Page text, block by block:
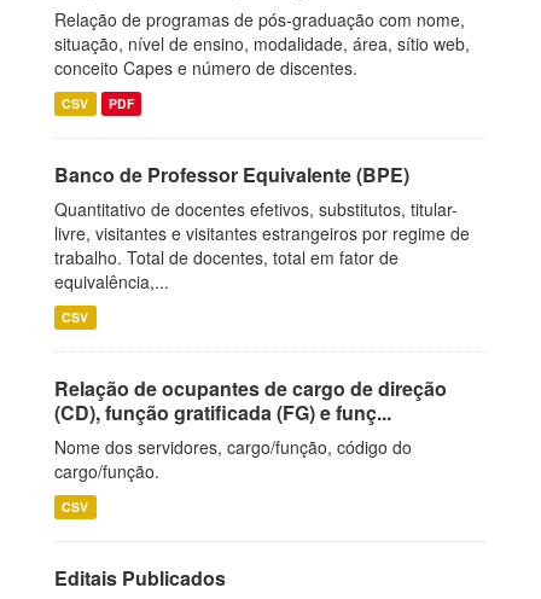
Relação de programas de pós-graduação com nome,
situação, nível de ensino, modalidade, área, sítio web,
conceito Capes e número de discentes.
CSV PDF
Banco de Professor Equivalente (BPE)
Quantitativo de docentes efetivos, substitutos, titular-
livre, visitantes e visitantes estrangeiros por regime de
trabalho. Total de docentes, total em fator de
equivalência,...
CSV
Relação de ocupantes de cargo de direção
(CD), função gratificada (FG) e funç...
Nome dos servidores, cargo/função, código do
cargo/função.
CSV
Editais Publicados